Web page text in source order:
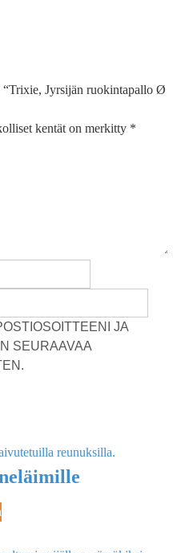
Jyrsijän ruokintapallo Ø
kentät on merkitty *
JA
SEURAAVAA